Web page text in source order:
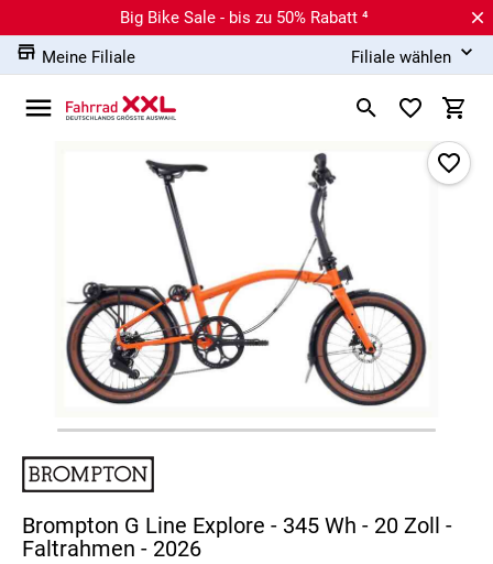
Big Bike Sale - bis zu 50% Rabatt ⁴
Meine Filiale
Filiale wählen
Brompton G Line Explore - 345 Wh - 20 Zoll -
Faltrahmen - 2026